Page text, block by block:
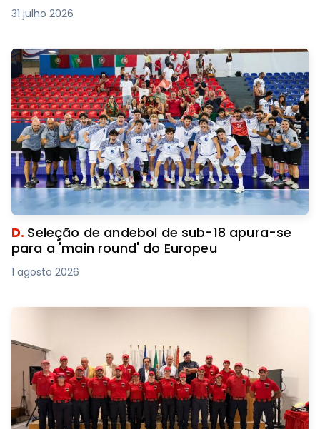
31 julho 2026
D. Seleção de andebol de sub-18 apura-se
para a 'main round' do Europeu
1 agosto 2026